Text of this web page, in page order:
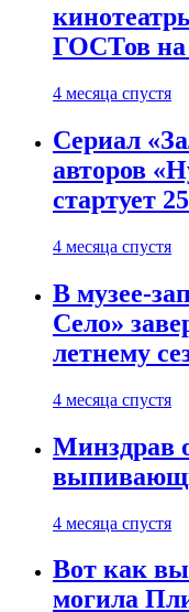
ГОСТов на
4 месяца спустя
Сериал
авторов
стартует
4 месяца спустя
В музее-
Село»
летнему
4 месяца спустя
Минздрав
4 месяца спустя
Вот как
могила